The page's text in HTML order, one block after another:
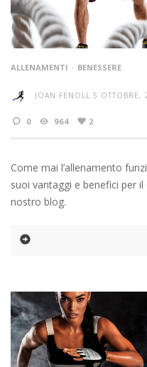
ALLENAMENTI BENESSERE
JOAN FENOLL 5 OTTOBRE,
0 964 2
Come mai l’allenamento
suoi vantaggi e benefici per
nostro blog.